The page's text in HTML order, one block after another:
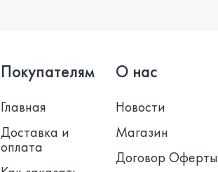
Покупателям
Главная
Доставка и
оплата
О нас
Новости
Магазин
Договор Оферты